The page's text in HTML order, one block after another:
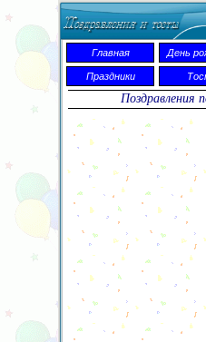
Главная День
Праздники
Поздравления